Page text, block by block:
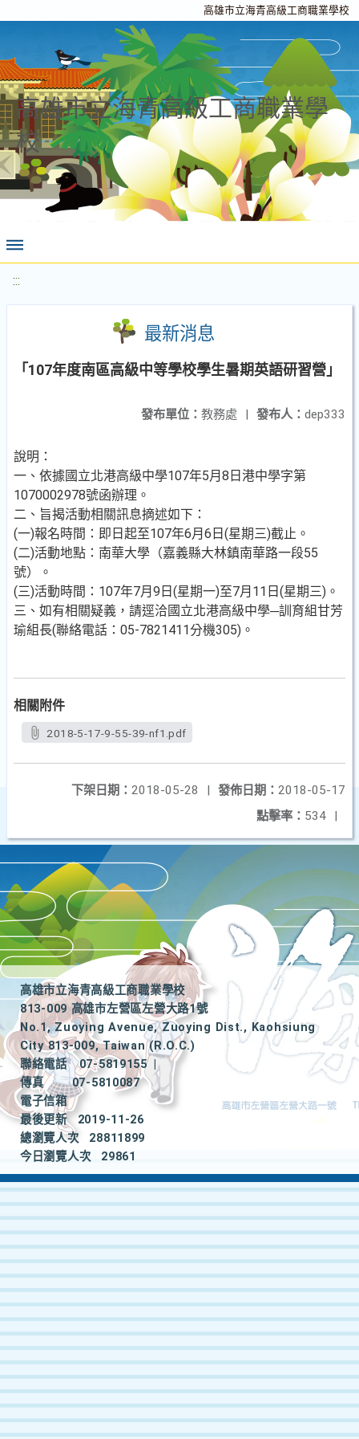
高雄市立海青高級工商職業學校
高雄市立海青高級工商職業學
校
:::
最新消息
「107年度南區高級中等學校學生暑期英語研習營」
發布人： dep333
發布單位： 教務處 |
說明：
一、依據國立北港高級中學107年5月8日港中學字第
1070002978號函辦理。
二、旨揭活動相關訊息摘述如下：
(一)報名時間：即日起至107年6月6日(星期三)截止。
(二)活動地點：南華大學（嘉義縣大林鎮南華路一段55
號）。
(三)活動時間：107年7月9日(星期一)至7月11日(星期三)。
三、如有相關疑義，請逕洽國立北港高級中學─訓育組甘芳
瑜組長(聯絡電話：05-7821411分機305)。
相關附件
2018-5-17-9-55-39-nf1.pdf
發佈日期： 2018-05-17
下架日期： 2018-05-28
|
點擊率： 534 |
高雄市立海青高級工商職業學校
813-009 高雄市左營區左營大路1號
No.1, Zuoying Avenue, Zuoying Dist., Kaohsiung
City 813-009, Taiwan (R.O.C.)
聯絡電話
07-5819155
|
傳真
07-5810087
電子信箱
最後更新
2019-11-26
總瀏覽人次
28811899
今日瀏覽人次
29861